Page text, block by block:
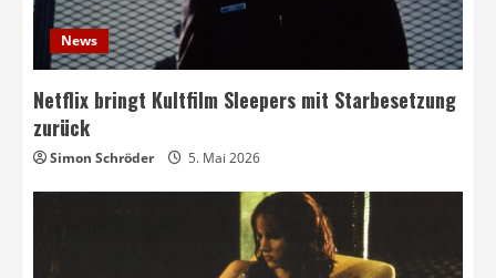
News
Netflix bringt Kultfilm Sleepers mit Starbesetzung
zurück
Simon Schröder 5. Mai 2026